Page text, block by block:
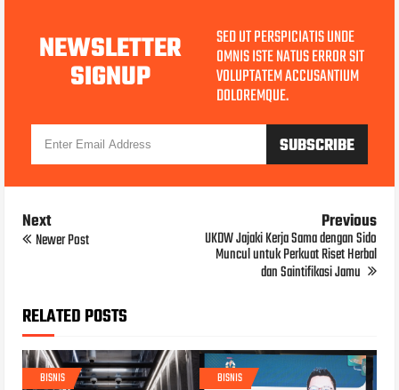
NEWSLETTER
SIGNUP
SED UT PERSPICIATIS UNDE
OMNIS ISTE NATUS ERROR SIT
VOLUPTATEM ACCUSANTIUM
DOLOREMQUE.
Next
Newer Post
Previous
UKDW Jajaki Kerja Sama dengan Sido
Muncul untuk Perkuat Riset Herbal
dan Saintifikasi Jamu
RELATED POSTS
BISNIS BISNIS